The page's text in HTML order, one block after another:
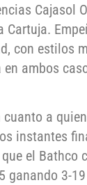
Cajasol
Cartuja.
con estilos
ambos
a
instantes
el Bathco
3-